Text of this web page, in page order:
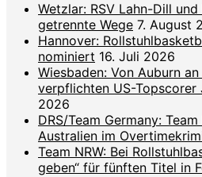
Wetzlar: RSV Lahn-Dill
getrennte Wege 7. August
Hannover:
nominiert 16. Juli 2026
Wiesbaden: Von Auburn
verpflichten US-Topscorer
2026
DRS/Team Germany:
Australien im
Team NRW: Bei
geben“ für fünften Titel in